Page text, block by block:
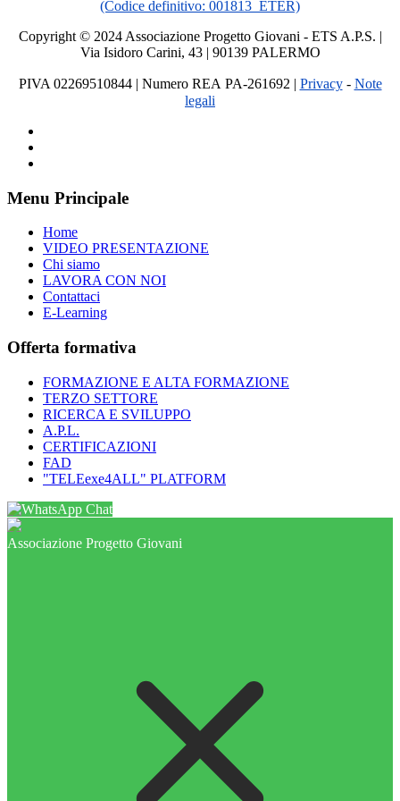
(Codice definitivo: 001813_ETER)
Copyright © 2024 Associazione Progetto Giovani - ETS A.P.S. |
Via Isidoro Carini, 43 | 90139 PALERMO
PIVA 02269510844| Numero REA PA-261692 | Privacy- Note
legali
Menu Principale
Home
VIDEO PRESENTAZIONE
Chi siamo
LAVORA CON NOI
Contattaci
E-Learning
Offerta formativa
FORMAZIONE E ALTA FORMAZIONE
TERZO SETTORE
RICERCA E SVILUPPO
A.P.L.
CERTIFICAZIONI
FAD
"TELEexe4ALL" PLATFORM
Chat
Associazione Progetto Giovani